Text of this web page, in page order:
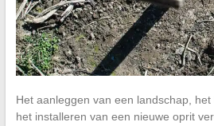
Het aanleggen van een landschap,
het installeren van een nieuwe oprit